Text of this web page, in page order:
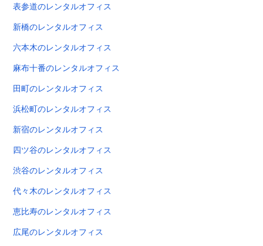
表参道のレンタルオフィス
新橋のレンタルオフィス
六本木のレンタルオフィス
麻布十番のレンタルオフィス
田町のレンタルオフィス
浜松町のレンタルオフィス
新宿のレンタルオフィス
四ツ谷のレンタルオフィス
渋谷のレンタルオフィス
代々木のレンタルオフィス
恵比寿のレンタルオフィス
広尾のレンタルオフィス